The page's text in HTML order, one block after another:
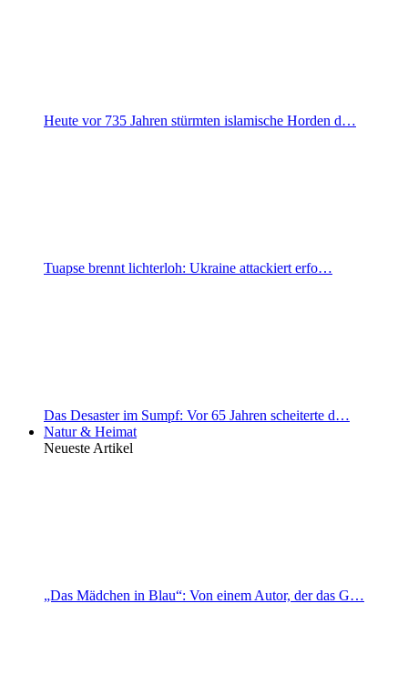
Heute vor 735 Jahren stürmten islamische Horden d…
Tuapse brennt lichterloh: Ukraine attackiert erfo…
Das Desaster im Sumpf: Vor 65 Jahren scheiterte d…
Natur & Heimat
Neueste Artikel
„Das Mädchen in Blau“: Von einem Autor, der das G…